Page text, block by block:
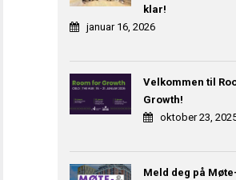
klar!
januar 16, 2026
Velkommen til
Growth!
oktober 23,
Meld deg på